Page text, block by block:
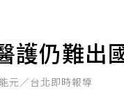
護仍難出
元／台北即時報導